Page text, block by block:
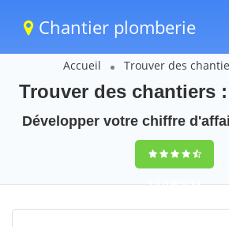
Chantier plomberie
Accueil Trouver des
Trouver des chantiers
Développer votre chiffre
9,5(100%)63
votes